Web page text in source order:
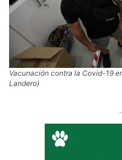
Vacunación contra la Covid-19
Landero)